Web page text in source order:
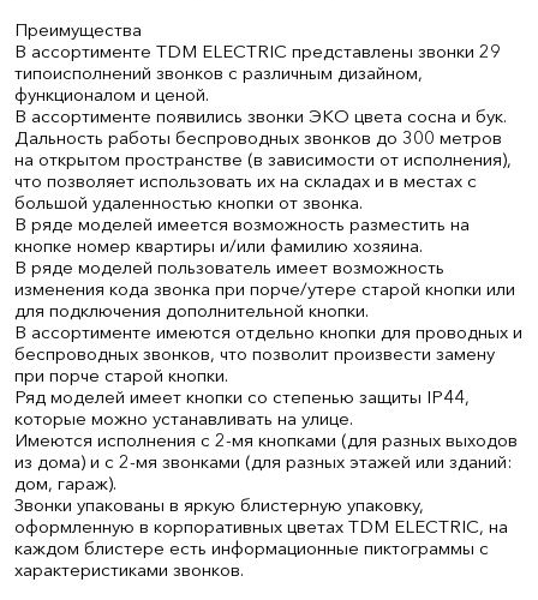
Преимущества
В ассортименте TDM ELECTRIC представлены звонки 29
типоисполнений звонков с различным дизайном,
функционалом и ценой.
В ассортименте появились звонки ЭКО цвета сосна и бук.
Дальность работы беспроводных звонков до 300 метров
на открытом пространстве (в зависимости от исполнения),
что позволяет использовать их на складах и в местах с
большой удаленностью кнопки от звонка.
В ряде моделей имеется возможность разместить на
кнопке номер квартиры и/или фамилию хозяина.
В ряде моделей пользователь имеет возможность
изменения кода звонка при порче/утере старой кнопки или
для подключения дополнительной кнопки.
В ассортименте имеются отдельно кнопки для проводных и
беспроводных звонков, что позволит произвести замену
при порче старой кнопки.
Ряд моделей имеет кнопки со степенью защиты IP44,
которые можно устанавливать на улице.
Имеются исполнения с 2-мя кнопками (для разных выходов
из дома) и с 2-мя звонками (для разных этажей или зданий:
дом, гараж).
Звонки упакованы в яркую блистерную упаковку,
оформленную в корпоративных цветах TDM ELECTRIC, на
каждом блистере есть информационные пиктограммы с
характеристиками звонков.